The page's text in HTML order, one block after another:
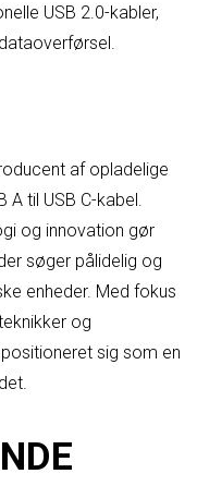
USB 2.0-kabler,
af opladelige
A til USB C-kabel.
og innovation gør
søger pålidelig og
enheder. Med fokus
og
sig som en